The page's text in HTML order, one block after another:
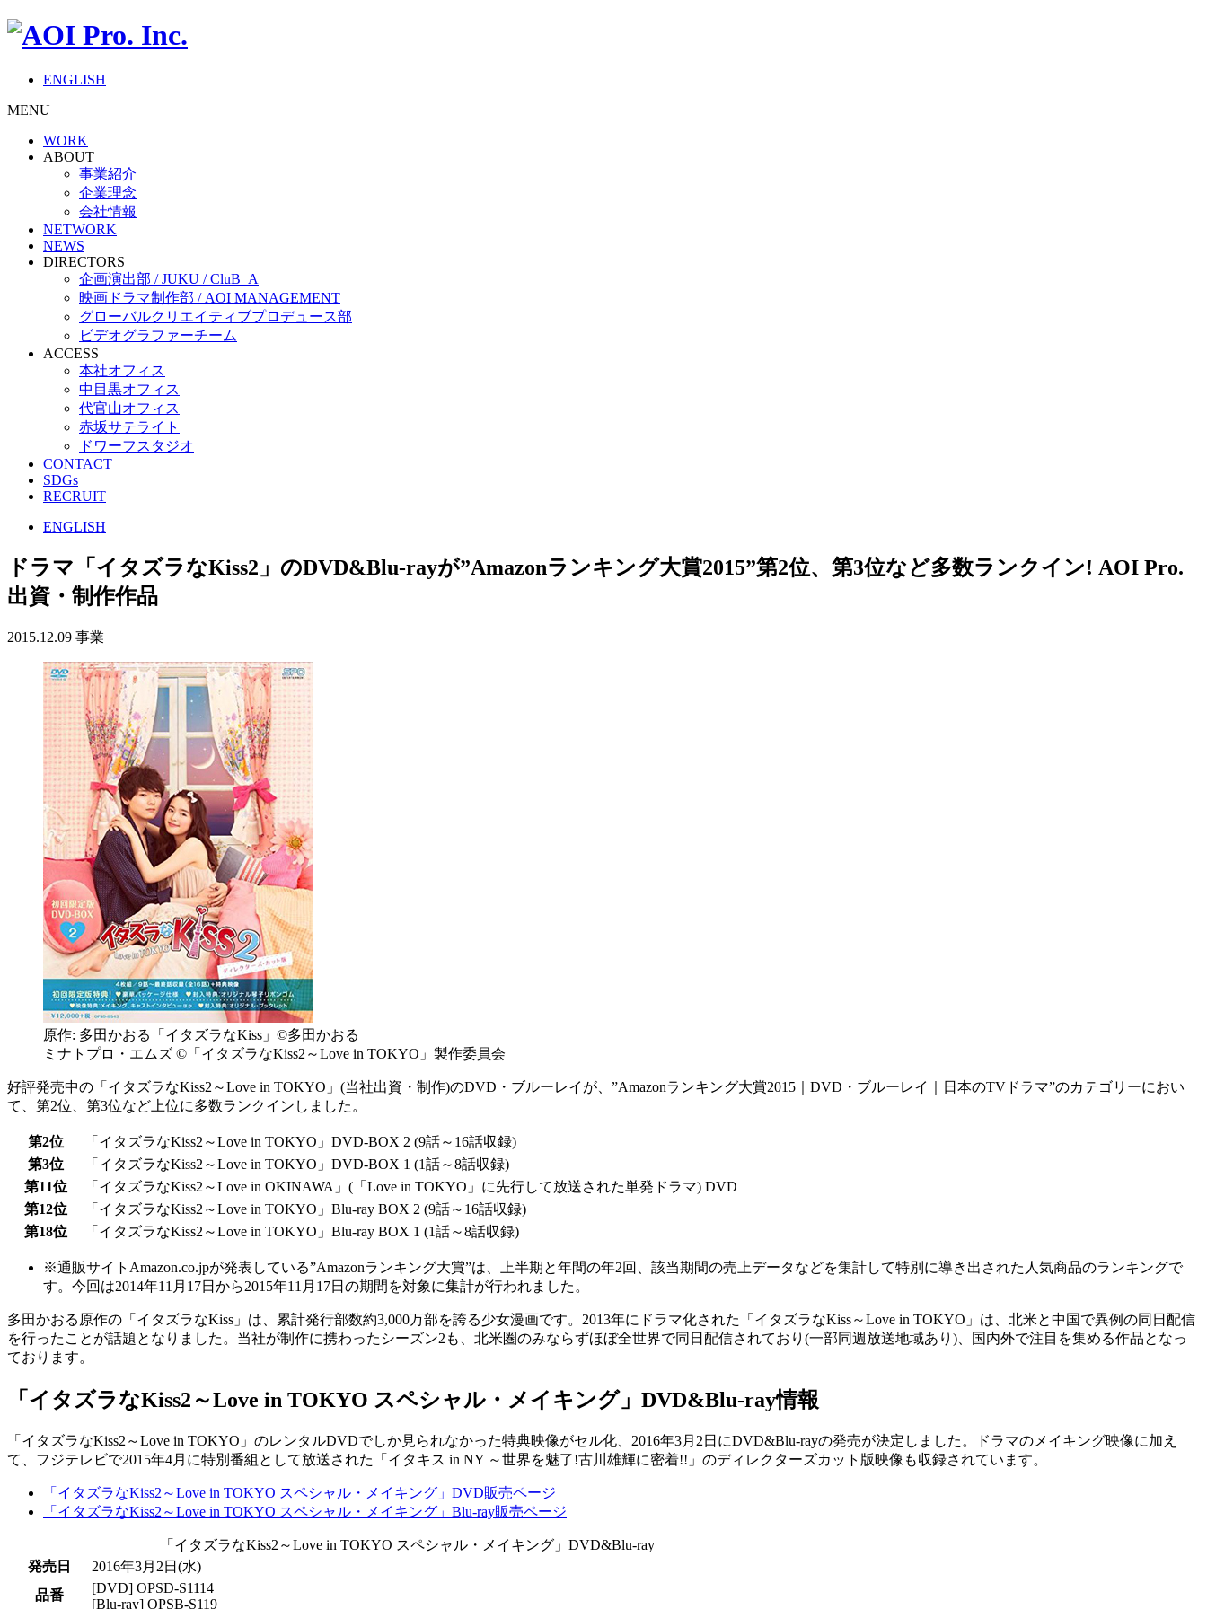
ENGLISH
MENU
WORK
ABOUT
事業紹介
企業理念
会社情報
NETWORK
NEWS
DIRECTORS
企画演出部 / JUKU / CluB_A
映画ドラマ制作部 / AOI MANAGEMENT
グローバルクリエイティブプロデュース部
ビデオグラファーチーム
ACCESS
本社オフィス
中目黒オフィス
代官山オフィス
赤坂サテライト
ドワーフスタジオ
CONTACT
SDGs
RECRUIT
ENGLISH
ドラマ「イタズラなKiss2」のDVD&Blu-rayが”Amazonランキング大賞2015”第2位、第3位など多数ランクイン! AOI Pro.
出資・制作作品
2015.12.09 事業
原作: 多田かおる「イタズラなKiss」©多田かおる
ミナトプロ・エムズ ©「イタズラなKiss2～Love in TOKYO」製作委員会
好評発売中の「イタズラなKiss2～Love in TOKYO」(当社出資・制作)のDVD・ブルーレイが、”Amazonランキング大賞2015｜DVD・ブルーレイ｜日本のTVドラマ”のカテゴリーにおい
て、第2位、第3位など上位に多数ランクインしました。
第2位
「イタズラなKiss2～Love in TOKYO」DVD-BOX 2 (9話～16話収録)
第3位
「イタズラなKiss2～Love in TOKYO」DVD-BOX 1 (1話～8話収録)
第11位
「イタズラなKiss2～Love in OKINAWA」(「Love in TOKYO」に先行して放送された単発ドラマ) DVD
第12位
「イタズラなKiss2～Love in TOKYO」Blu-ray BOX 2 (9話～16話収録)
第18位
「イタズラなKiss2～Love in TOKYO」Blu-ray BOX 1 (1話～8話収録)
※通販サイトAmazon.co.jpが発表している”Amazonランキング大賞”は、上半期と年間の年2回、該当期間の売上データなどを集計して特別に導き出された人気商品のランキングで
す。今回は2014年11月17日から2015年11月17日の期間を対象に集計が行われました。
多田かおる原作の「イタズラなKiss」は、累計発行部数約3,000万部を誇る少女漫画です。2013年にドラマ化された「イタズラなKiss～Love in TOKYO」は、北米と中国で異例の同日配信
を行ったことが話題となりました。当社が制作に携わったシーズン2も、北米圏のみならずほぼ全世界で同日配信されており(一部同週放送地域あり)、国内外で注目を集める作品となっ
ております。
「イタズラなKiss2～Love in TOKYO スペシャル・メイキング」DVD&Blu-ray情報
「イタズラなKiss2～Love in TOKYO」のレンタルDVDでしか見られなかった特典映像がセル化、2016年3月2日にDVD&Blu-rayの発売が決定しました。ドラマのメイキング映像に加え
て、フジテレビで2015年4月に特別番組として放送された「イタキス in NY ～世界を魅了!古川雄輝に密着!!」のディレクターズカット版映像も収録されています。
「イタズラなKiss2～Love in TOKYO スペシャル・メイキング」DVD販売ページ
「イタズラなKiss2～Love in TOKYO スペシャル・メイキング」Blu-ray販売ページ
「イタズラなKiss2～Love in TOKYO スペシャル・メイキング」DVD&Blu-ray
発売日
2016年3月2日(水)
品番
[DVD] OPSD-S1114
[Blu-ray] OPSB-S119